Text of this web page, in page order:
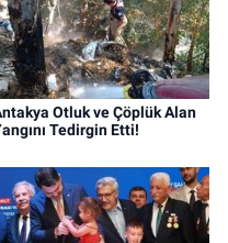
Otluk ve Çöplük Alan
Tedirgin Etti!